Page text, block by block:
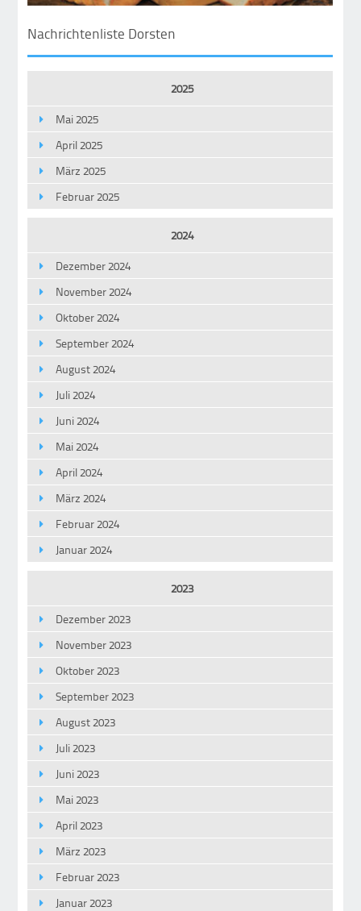
Nachrichtenliste Dorsten
2025
Mai 2025
April 2025
März 2025
Februar 2025
2024
Dezember 2024
November 2024
Oktober 2024
September 2024
August 2024
Juli 2024
Juni 2024
Mai 2024
April 2024
März 2024
Februar 2024
Januar 2024
2023
Dezember 2023
November 2023
Oktober 2023
September 2023
August 2023
Juli 2023
Juni 2023
Mai 2023
April 2023
März 2023
Februar 2023
Januar 2023